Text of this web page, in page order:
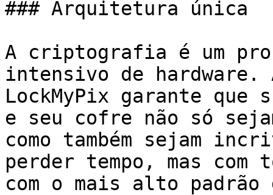
### Arquitetura única
A criptografia é um
intensivo de
LockMyPix garante
e seu cofre não só
como também sejam
perder tempo, mas com
com o mais alto padrão